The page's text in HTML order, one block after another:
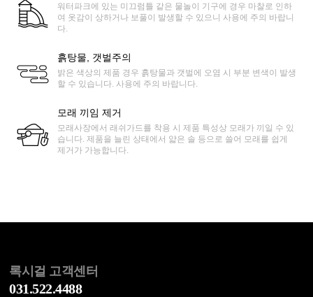
워터파크에 있는 미끄럼틀 같은 물놀이 기구에 경우 마찰로 인하
여 옷감이 상하거나 보풀이 발생할 수 있으니 사용에 주의 바랍니
다.
흙탕물, 갯벌주의
밝은 색상의 제품 경우 흙탕물과 갯벌에 오염 시 부분 변색이 발생
할 수 있습니다. 사용에 주의 바랍니다.
모래 끼임 제거
모래사장에서 래쉬가드를 착용 시 제품 특성상 모래가 끼일 수 있
습니다. 제품을 늘린 상태에서 얇은 솔 등으로 쓸어 모래를 쉽게
제거가 가능합니다.
록시걸 고객센터
031.522.4488